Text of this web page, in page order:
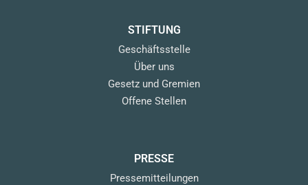
STIFTUNG
Geschäftsstelle
Über uns
Gesetz und Gremien
Offene Stellen
PRESSE
Pressemitteilungen